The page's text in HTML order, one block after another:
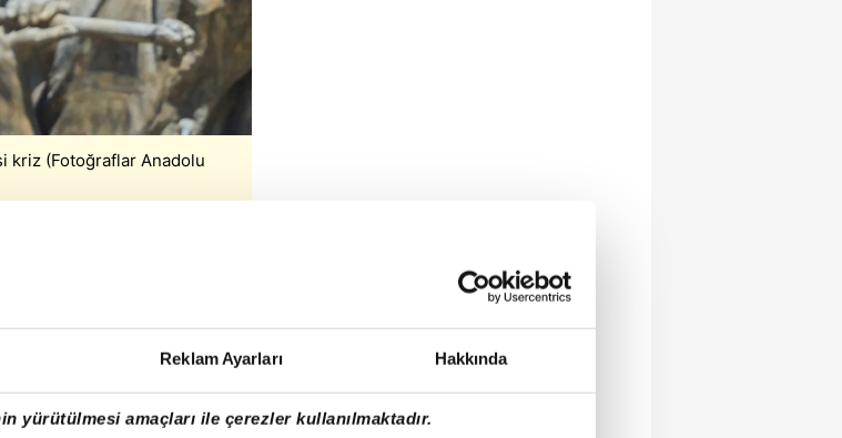
Reklam Ayarları Hakkında
yürütülmesi amaçları ile çerezler kullanılmaktadır.
kriz (Fotoğraflar Anadolu